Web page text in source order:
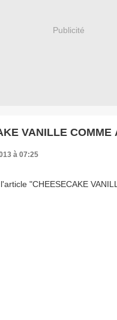
Publicité
VANILLE COMME
à 07:25